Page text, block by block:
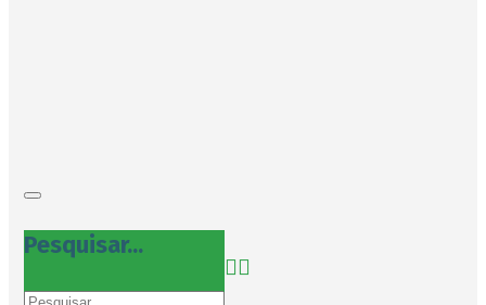
Pesquisar...
Pesquisar